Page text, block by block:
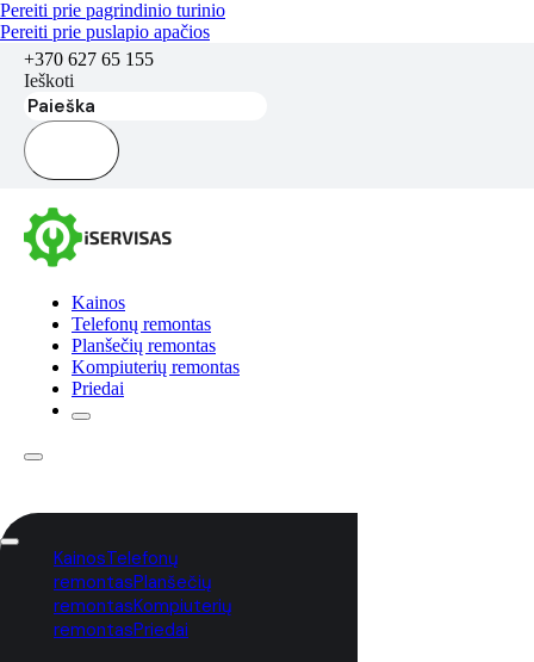
Pereiti prie pagrindinio turinio
Pereiti prie puslapio apačios
+370 627 65 155
Ieškoti
Kainos
Telefonų remontas
Planšečių remontas
Kompiuterių remontas
Priedai
KainosTelefonų
remontasPlanšečių
remontasKompiuterių
remontasPriedai